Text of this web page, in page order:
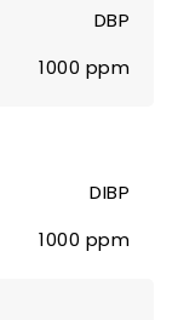
DBP
1000 ppm
DIBP
1000 ppm